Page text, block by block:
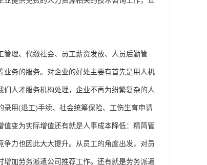
理、代缴社会、员工薪资发放、人员后勤管
务的服务。对企业的好处主要有首先是用人机
人才服务机构处理，企业不再为纷繁复杂的人
录用(退工)手续、社会统筹保险、工伤生育申请
变为实际增值还有就是人事成本降低：精简管
力也因此大大提升。从员工的角度出发，对员
加劳务派遣公司推荐工作。还有就是劳务派遣